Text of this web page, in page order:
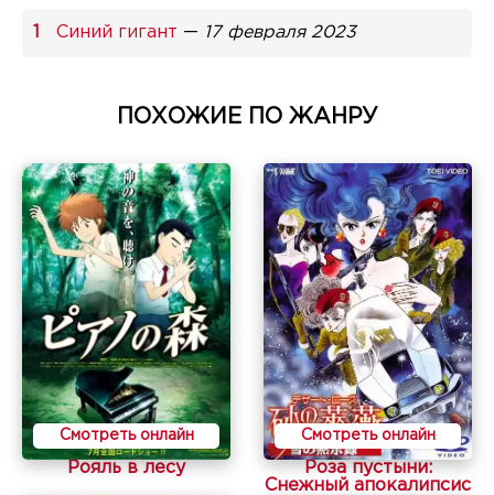
Синий гигант — 17 февраля 2023
ПОХОЖИЕ ПО ЖАНРУ
Смотреть онлайн
Рояль в лесу
Смотреть онлайн
Роза пустыни:
Снежный апокалипсис